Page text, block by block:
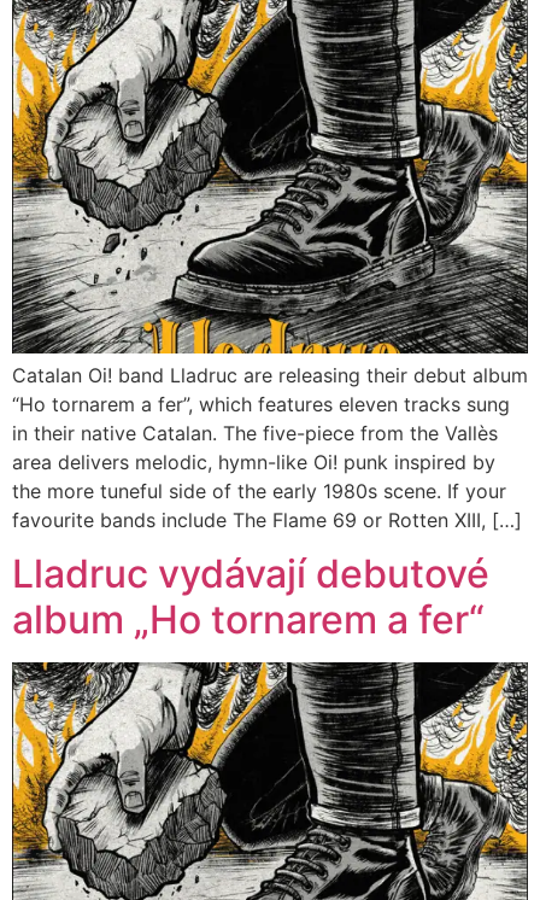
Catalan Oi! band Lladruc are releasing their debut album
“Ho tornarem a fer”, which features eleven tracks sung
in their native Catalan. The five-piece from the Vallès
area delivers melodic, hymn-like Oi! punk inspired by
the more tuneful side of the early 1980s scene. If your
favourite bands include The Flame 69 or Rotten XIII, […]
Lladruc vydávají debutové
album „Ho tornarem a fer“